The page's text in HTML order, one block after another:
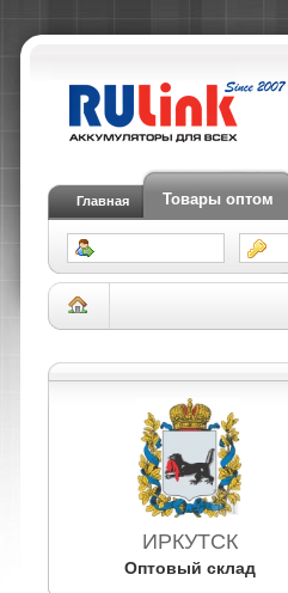
Главная Товары оптом
АКБ для
DIESEL (SMF)
ИРКУТСК
Оптовый склад